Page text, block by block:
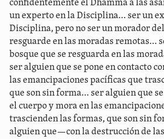
confidentemente el Dhamma a las
un experto en la Disciplina… ser un
Disciplina, pero no ser un morador del
resguarde en las moradas remotas…
bosque que se resguarda en las
ser alguien que se pone en contacto
las emancipaciones pacíficas que
que son sin forma… ser alguien que
el cuerpo y mora en las
trascienden las formas, que son sin
alguien que—con la destrucción de